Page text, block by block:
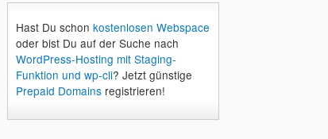
Hast Du schon kostenlosen Webspace
oder bist Du auf der Suche nach
WordPress-Hosting mit Staging-
Funktion und wp-cli? Jetzt günstige
Prepaid Domainsregistrieren!